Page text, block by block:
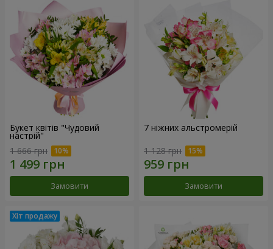
Букет квітів "Чудовий
настрій"
1 666 грн
Замовити
7 ніжних альстромерій
1 128 грн
Замовити